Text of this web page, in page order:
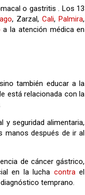
o gastritis . Los 13
, Zarzal,Cali,Palmira,
a la atención médica en
también educar a la
está relacionada con la
y seguridad alimentaria,
manos después de ir al
de cáncer gástrico,
en la lucha contrael
temprano.